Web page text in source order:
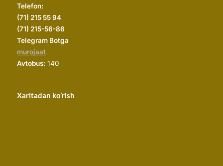
Telefon:
(71) 215 55 94
(71) 215-56-86
Telegram Botga
murojaat
Avtobus: 140
Xaritadan ko’rish